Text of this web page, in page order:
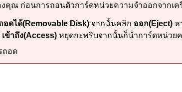
คุณ ก่อนการถอนตัวการ์ดหน่วยความจำออกจากเค
อดได้(Removable Disk)จากนั้นคลิก ออก(Eject) ห
เข้าถึง(Access)หยุดกะพริบจากนั้นก็นำการ์ดหน่วย
ถอด